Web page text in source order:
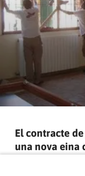
El contracte
una nova eina